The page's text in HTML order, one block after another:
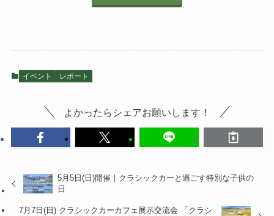
イベント レポート
よかったらシェアお願いします！
5月5日(日)開催｜クラシックカーと過ごす特別な子供の
日
7月7日(日) クラシックカーカフェ展示交流会 「クラシ